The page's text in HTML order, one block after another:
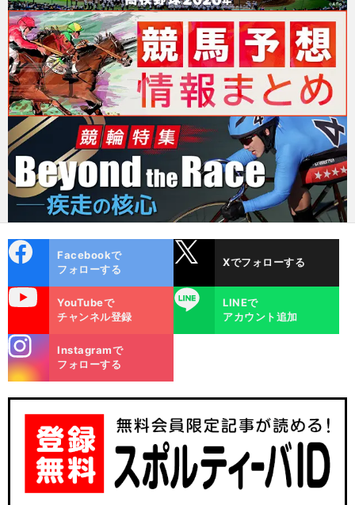
ok
Facebookで
フォローする
Xでフォローする
YouTubeで
チャンネル登録
LINE
LINEで
アカウント追加
m
Instagramで
フォローする